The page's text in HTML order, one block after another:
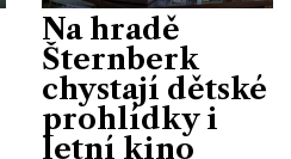
Na hradě
Šternberk
chystají dětské
prohlídky i
letní kino